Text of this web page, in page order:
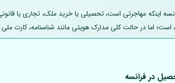
اینکه مهاجرتی است، تحصیلی یا خرید ملک، تجاری یا
است؛ اما در حالت کلی مدارک هویتی مانند شناسنامه،
در فرانسه